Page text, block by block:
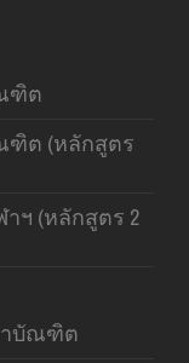
ฑิต
ต (หลักสูตร
ฯ (หลักสูตร 2
าบัณฑิต